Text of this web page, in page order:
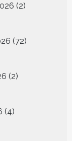
2
producten
72
producten
2
producten
4
producten